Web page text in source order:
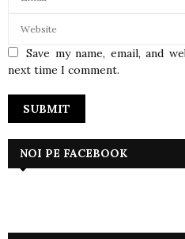
Save my name, email, and
next time I comment.
NOI PE FACEBOOK